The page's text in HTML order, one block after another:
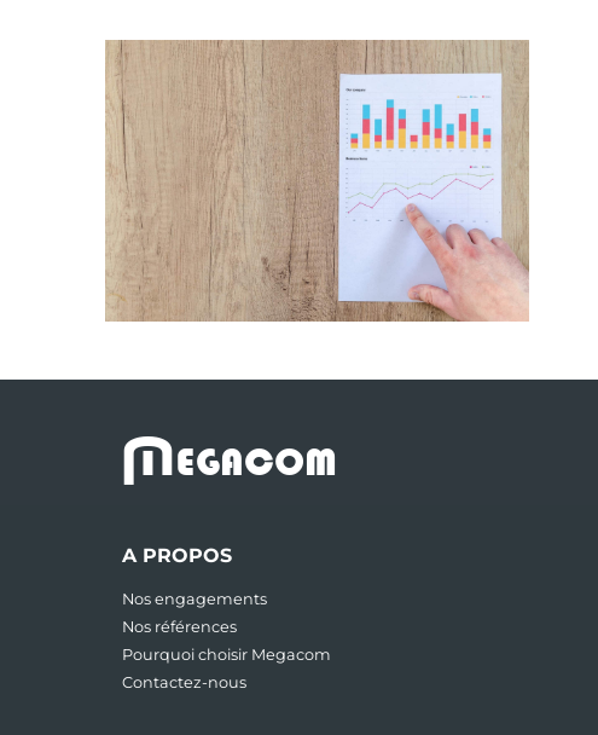
MEGACOM
A PROPOS
Nos engagements
Nos références
Pourquoi choisir Megacom
Contactez-nous